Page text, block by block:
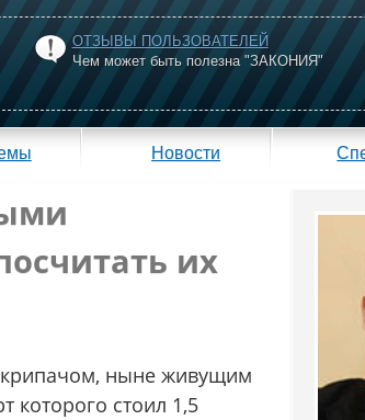
ОТЗЫВЫ ПОЛЬЗОВАТЕЛЕЙ
Чем может быть полезна "ЗАКОНИЯ"
Новости
их
ныне живущим
которого стоил 1,5